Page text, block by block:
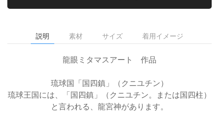
説明 素材 サイズ 着用イメージ
龍眼ミタマスアート 作品
琉球国「国四鎮」（クニユチン）
琉球王国には、「国四鎮」（クニユチン。または国四柱）
と言われる、龍宮神があります。